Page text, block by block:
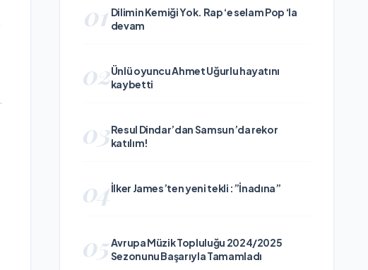
01 Dilimin Kemiği Yok. Rap ‘e selam Pop ‘la
devam
02Ünlü oyuncu Ahmet Uğurlu hayatını
kaybetti
03Resul Dindar’dan Samsun’da rekor
katılım!
04İlker James’ten yeni tekli :”İnadına”
05Avrupa Müzik Topluluğu 2024/2025
Sezonunu Başarıyla Tamamladı